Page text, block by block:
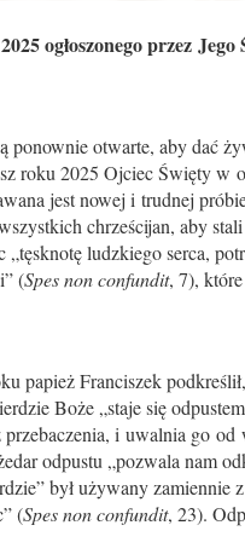
ogłoszonego przez Jego
ponownie otwarte, aby dać
roku 2025 Ojciec Święty w
jest nowej i trudnej
chrześcijan, aby
ludzkiego serca,
(Spes non confundit, 7),
papież Franciszek
Boże „staje się
i uwalnia go od
odpustu „pozwala nam
był używany zamiennie
(Spes non confundit, 23).